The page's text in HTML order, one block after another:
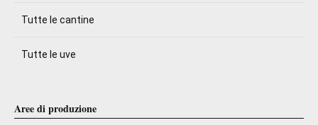
Tutte le cantine
Tutte le uve
Aree di produzione